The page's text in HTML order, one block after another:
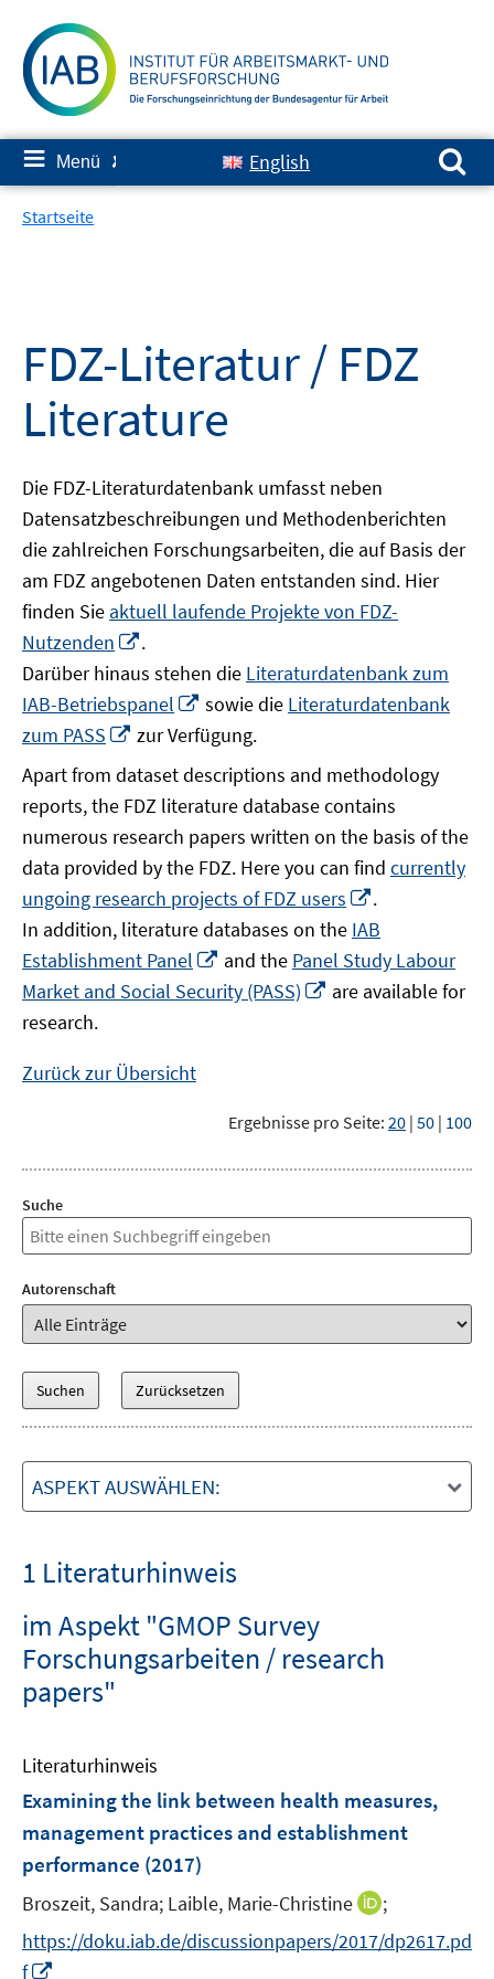
zum
Inhalt
≡ Menü ✘ English
Suchen nach:
Startseite
FDZ-Literatur / FDZ
Literature
Die FDZ-Literaturdatenbank umfasst neben
Datensatzbeschreibungen und Methodenberichten
die zahlreichen Forschungsarbeiten, die auf Basis der
am FDZ angebotenen Daten entstanden sind. Hier
finden Sie aktuell laufende Projekte von FDZ-
Nutzenden
neuem
Fenster
öffnen
.
Darüber hinaus stehen die Literaturdatenbank zum
IAB-Betriebspanel
In
neuem
Fenster
öffnen
sowie die Literaturdatenbank
zum PASS
In
Fenster
öffnen
zur Verfügung.
Apart from dataset descriptions and methodology
reports, the FDZ literature database contains
numerous research papers written on the basis of the
data provided by the FDZ. Here you can find currently
ungoing research projects of FDZ users
neuem
Fenster
öffnen
.
In addition, literature databases on the IAB
Establishment Panel
In
neuem
Fenster
and the Panel Study Labour
Market and Social Security (PASS)
In
are available for
research.
Zurück zur Übersicht
Ergebnisse pro Seite: 20 | 50 | 100
Suche
Autorenschaft
ASPEKT AUSWÄHLEN:
1 Literaturhinweis
im Aspekt "GMOP Survey
Forschungsarbeiten / research
papers"
Literaturhinweis
Examining the link between health measures,
management practices and establishment
performance (2017)
Broszeit, Sandra; Laible, Marie-Christine
I
n
n
;
https://doku.iab.de/discussionpapers/2017/dp2617.pd
f